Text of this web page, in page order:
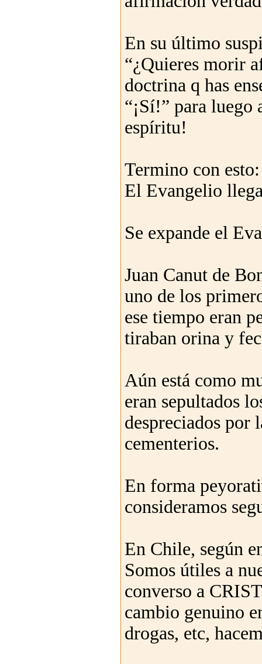
En su último
“¿Quieres morir
doctrina q has
“¡Sí!” para luego
espíritu!
Termino con esto:
El Evangelio
Se expande el
Juan Canut de
uno de los
ese tiempo eran
tiraban orina y
Aún está como
eran sepultados
despreciados por
cementerios.
En forma
consideramos
En Chile, según
Somos útiles a
converso a
cambio genuino
drogas, etc,